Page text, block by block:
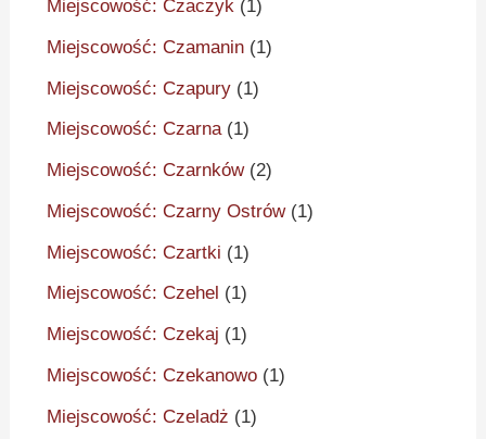
Miejscowość: Czaczyk (1)
Miejscowość: Czamanin (1)
Miejscowość: Czapury (1)
Miejscowość: Czarna(1)
Miejscowość: Czarnków(2)
Miejscowość: Czarny Ostrów(1)
Miejscowość: Czartki (1)
Miejscowość: Czehel (1)
Miejscowość: Czekaj (1)
Miejscowość: Czekanowo (1)
Miejscowość: Czeladż (1)